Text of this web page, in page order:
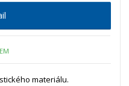
materiálu.